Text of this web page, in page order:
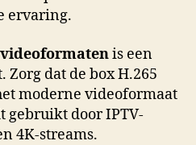
ervaring.
is een
dat de box H.265
moderne videoformaat
gebruikt door IPTV-
4K-streams.